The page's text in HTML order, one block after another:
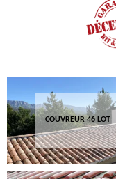
COUVREUR 46 LOT